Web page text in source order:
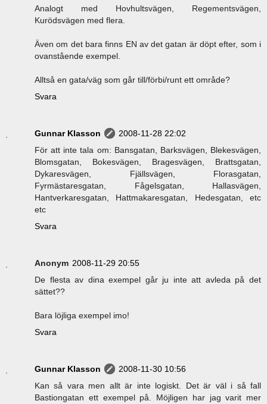
Analogt med Hovhultsvägen, Regementsvägen,
Kurödsvägen med flera.
Även om det bara finns EN av det gatan är döpt efter, som i
ovanstående exempel.
Alltså en gata/väg som går till/förbi/runt ett område?
Svara
Gunnar Klasson
2008-11-28 22:02
För att inte tala om: Bansgatan, Barksvägen, Blekesvägen,
Blomsgatan, Bokesvägen, Bragesvägen, Brattsgatan,
Dykaresvägen, Fjällsvägen, Florasgatan,
Fyrmästaresgatan, Fågelsgatan, Hallasvägen,
Hantverkaresgatan, Hattmakaresgatan, Hedesgatan, etc
etc
Svara
Anonym 2008-11-29 20:55
De flesta av dina exempel går ju inte att avleda på det
sättet??
Bara löjliga exempel imo!
Svara
Gunnar Klasson
2008-11-30 10:56
Kan så vara men allt är inte logiskt. Det är väl i så fall
Bastiongatan ett exempel på. Möjligen har jag varit mer